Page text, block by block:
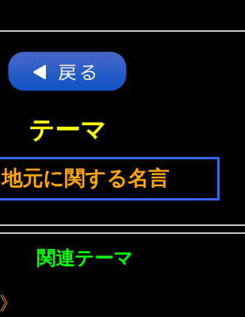
テーマ
地元に関する名言
関連テーマ
》